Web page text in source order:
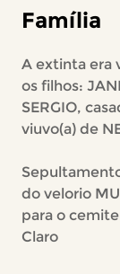
Família
A extinta era
os filhos:
SERGIO,
viuvo(a) de
do velorio
para o
Claro